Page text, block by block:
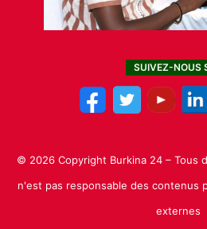
SUIVEZ-NOUS
© 2026 Copyright Burkina 24 – Tous
n'est pas responsable des contenus
externes